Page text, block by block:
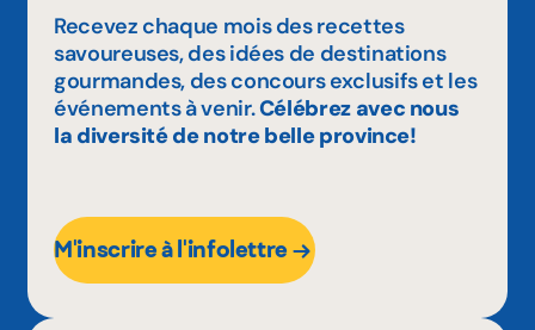
Recevez chaque mois des recettes
savoureuses, des idées de destinations
gourmandes, des concours exclusifs et les
événements à venir.Célébrez avec nous
la diversité de notre belle province!
M'inscrire à l'infolettre